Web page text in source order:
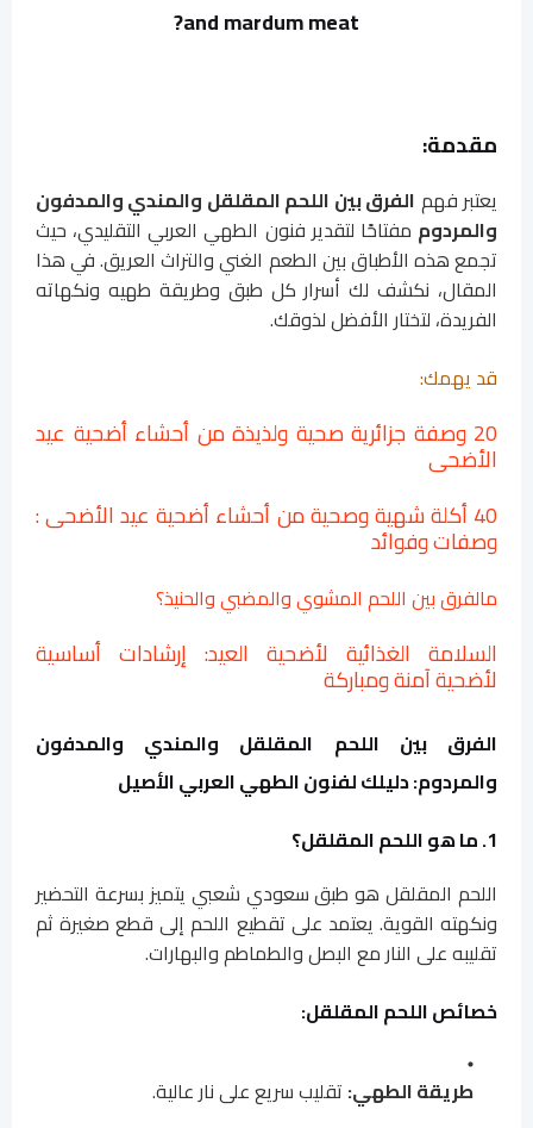
and mardum meat?
مقدمة:
يعتبر فهم الفرق بين اللحم المقلقل والمندي والمدفون
والمردوم مفتاحًا لتقدير فنون الطهي العربي التقليدي، حيث
تجمع هذه الأطباق بين الطعم الغني والتراث العريق. في هذا
المقال، نكشف لك أسرار كل طبق وطريقة طهيه ونكهاته
الفريدة، لتختار الأفضل لذوقك.
قد يهمك:
20 وصفة جزائرية صحية ولذيذة من أحشاء أضحية عيد
الأضحى
40 أكلة شهية وصحية من أحشاء أضحية عيد الأضحى :
وصفات وفوائد
مالفرق بين اللحم المشوي والمضبي والحنيذ؟
السلامة الغذائية لأضحية العيد: إرشادات أساسية
لأضحية آمنة ومباركة
الفرق بين اللحم المقلقل والمندي والمدفون
والمردوم: دليلك لفنون الطهي العربي الأصيل
1. ما هو اللحم المقلقل؟
اللحم المقلقل هو طبق سعودي شعبي يتميز بسرعة التحضير
ونكهته القوية. يعتمد على تقطيع اللحم إلى قطع صغيرة ثم
تقليبه على النار مع البصل والطماطم والبهارات.
خصائص اللحم المقلقل:
طريقة الطهي: تقليب سريع على نار عالية.